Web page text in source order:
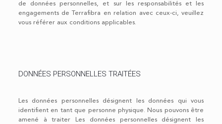
de données personnelles, et sur les responsabilités et les
engagements de Terrafibra en relation avec ceux-ci, veuillez
vous référer aux conditions applicables.
DONNÉES PERSONNELLES TRAITÉES
Les données personnelles désignent les données qui vous
identifient en tant que personne physique. Nous pouvons être
amené à traiter Les données personnelles désignent les